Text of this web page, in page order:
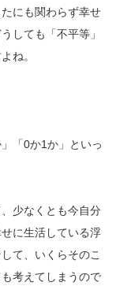
にも関わらず幸せ
しても「不平等」
ね。
「0か1か」といっ
少なくとも今自分
に生活している浮
て、いくらそのこ
考えてしまうので